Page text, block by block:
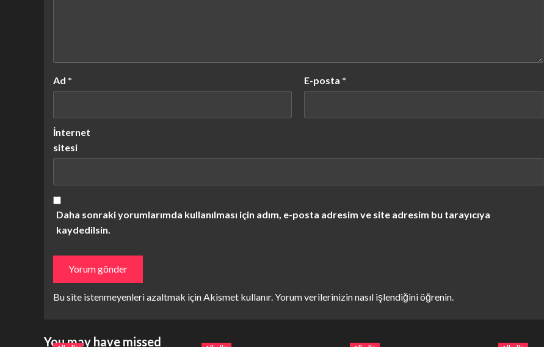
Ad * E-posta *
İnternet
sitesi
Daha sonraki yorumlarımda kullanılması için adım, e-posta adresim ve site adresim bu tarayıcıya
kaydedilsin.
Bu site istenmeyenleri azaltmak için Akismet kullanır.Yorum verilerinizin nasıl işlendiğini öğrenin.
You may have missed